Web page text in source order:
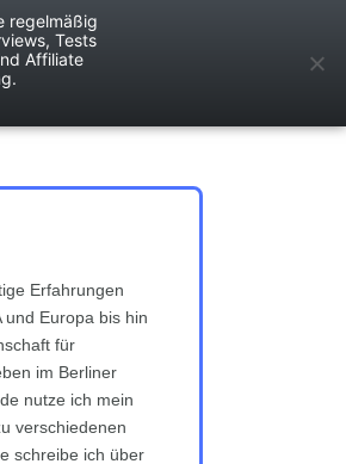
Erfahrungen
Europa bis hin
für
im Berliner
nutze ich mein
verschiedenen
schreibe ich über
regelmäßig
Tests
Affiliate